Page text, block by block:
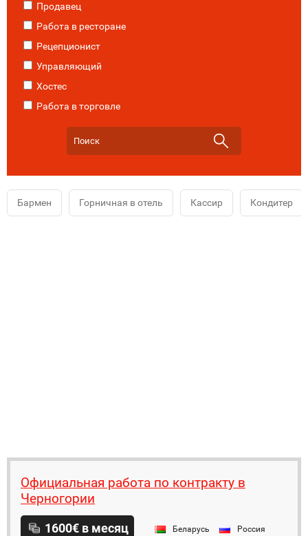
Продавец
Работа в ресторане
Рецепционист
Управляющий
Хостес
Работа в торговле
Бармен Горничная в отель Кассир Кондитер
Официальная работа по контракту в
Черногории
1600€ в месяц Беларусь Россия